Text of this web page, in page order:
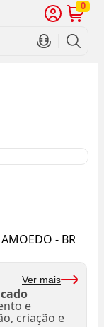
0
AMOEDO - BR
Ver mais
e
criação e